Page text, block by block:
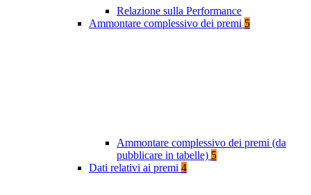
Relazione sulla Performance
Ammontare complessivo dei premi 5
Ammontare complessivo dei premi (da
pubblicare in tabelle) 5
Dati relativi ai premi 4